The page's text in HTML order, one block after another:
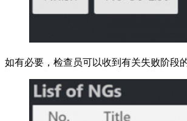
如有必要，检查员可以收到有关失败阶段